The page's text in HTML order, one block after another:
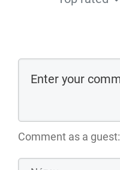
Comment as a guest: